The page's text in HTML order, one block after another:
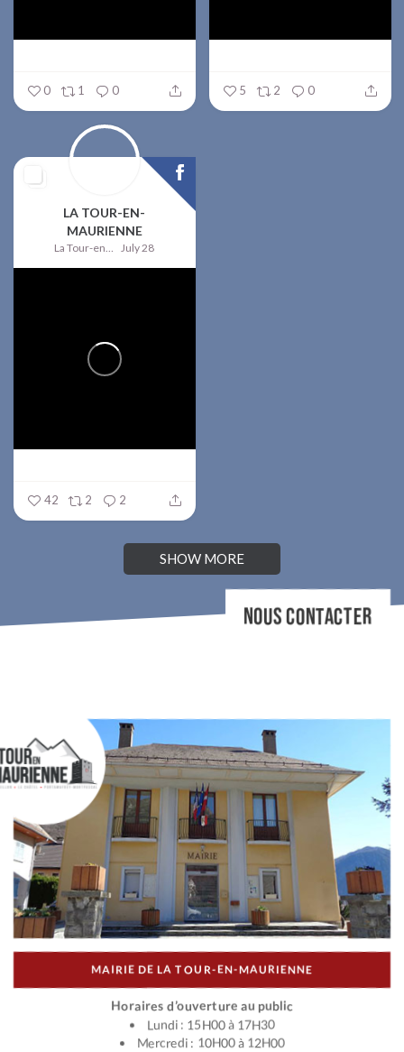
0 1 0 5 2 0
LA TOUR-EN-
MAURIENNE
La Tour-en-Maurienne July 28
42 2 2
SHOW MORE
NOUS CONTACTER
MAIRIE DE LA TOUR-EN-MAURIENNE
Horaires d’ouverture au public
Lundi : 15H00 à 17H30
Mercredi : 10H00 à 12H00